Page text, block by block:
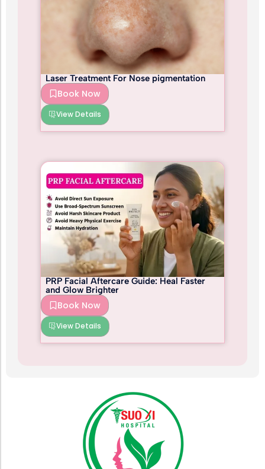
Laser Treatment For Nose pigmentation
Book Now
View Details
PRP Facial Aftercare Guide: Heal Faster
and Glow Brighter
Book Now
View Details